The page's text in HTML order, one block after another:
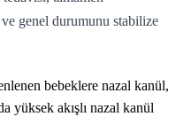
genel durumunu stabilize
bebeklere nazal kanül,
yüksek akışlı nazal kanül